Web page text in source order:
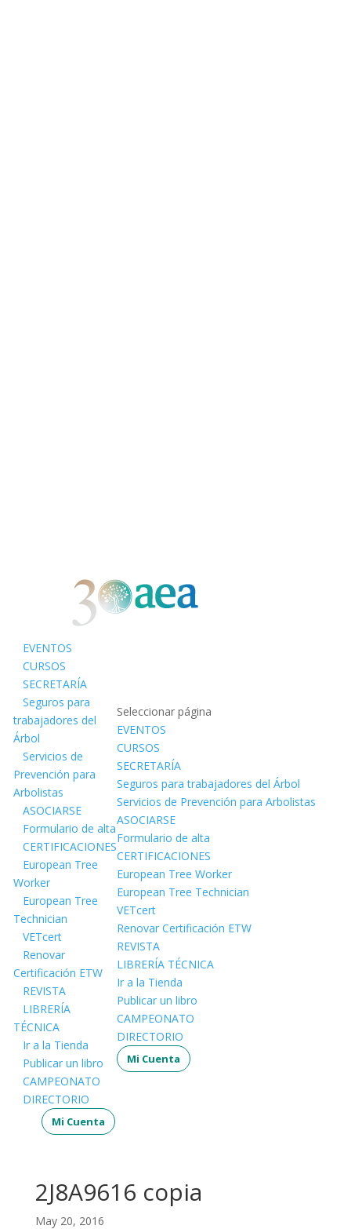
EVENTOS
CURSOS
SECRETARÍA
Seguros para
trabajadores del
Árbol
Servicios de
Prevención para
Arbolistas
ASOCIARSE
Formulario de alta
CERTIFICACIONES
European Tree
Worker
European Tree
Technician
VETcert
Renovar
Certificación ETW
REVISTA
LIBRERÍA
TÉCNICA
Ir a la Tienda
Publicar un libro
CAMPEONATO
DIRECTORIO
Mi Cuenta
Seleccionar página
EVENTOS
CURSOS
SECRETARÍA
Seguros para trabajadores del Árbol
Servicios de Prevención para Arbolistas
ASOCIARSE
Formulario de alta
CERTIFICACIONES
European Tree Worker
European Tree Technician
VETcert
Renovar Certificación ETW
REVISTA
LIBRERÍA TÉCNICA
Ir a la Tienda
Publicar un libro
CAMPEONATO
DIRECTORIO
Mi Cuenta
2J8A9616 copia
May 20, 2016